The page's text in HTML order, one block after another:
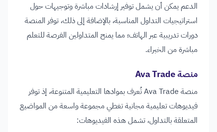
الدعم يمكن أن يشمل توفير إرشادات مباشرة وتوجيهات حول
استراتيجيات التداول المناسبة، بالإضافة إلى ذلك، توفر المنصة
دورات تدريبية عبر الهاتف؛ مما يمنح المتداولين الفرصة للتعلم
مباشرة من الخبراء.
منصة Ava Trade
منصة Ava Trade تُعرف بموادها التعليمية المتنوعة، إذ توفر
فيديوهات تعليمية مجانية تغطي مجموعة واسعة من المواضيع
المتعلقة بالتداول، تشمل هذه الفيديوهات: